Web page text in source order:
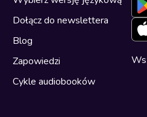
Dołącz do newslettera
Blog
Zapowiedzi
Cykle audiobooków